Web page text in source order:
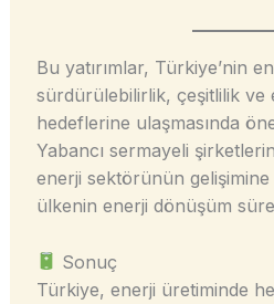
Bu yatırımlar, Türkiye’nin
sürdürülebilirlik, çeşitlilik ve
hedeflerine ulaşmasında
Yabancı sermayeli
enerji sektörünün gelişimine
ülkenin enerji dönüşüm
Sonuç
Türkiye, enerji üretiminde